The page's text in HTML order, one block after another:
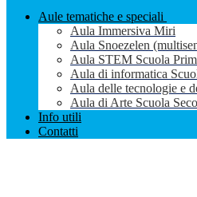
Aule tematiche e speciali
Aula Immersiva Miri
Aula Snoezelen
Aula STEM Scuola
Aula di informatica
Aula delle tecnologie e
Aula di Arte Scuola
Info utili
Contatti